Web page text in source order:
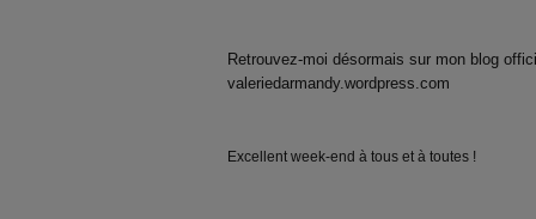
Retrouvez-moi désormais sur mon blog
valeriedarmandy.wordpress.com
Excellent week-end à tous et à toutes !